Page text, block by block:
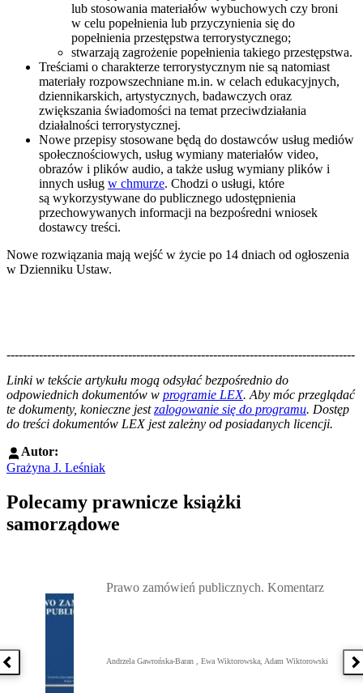
lub stosowania materiałów wybuchowych czy broni
w celu popełnienia lub przyczynienia się do
popełnienia przestępstwa terrorystycznego;
stwarzają zagrożenie popełnienia takiego przestępstwa.
Treściami o charakterze terrorystycznym nie są natomiast
materiały rozpowszechniane m.in. w celach edukacyjnych,
dziennikarskich, artystycznych, badawczych oraz
zwiększania świadomości na temat przeciwdziałania
działalności terrorystycznej.
Nowe przepisy stosowane będą do dostawców usług mediów
społecznościowych, usług wymiany materiałów video,
obrazów i plików audio, a także usług wymiany plików i
innych usług w chmurze. Chodzi o usługi, które
są wykorzystywane do publicznego udostępnienia
przechowywanych informacji na bezpośredni wniosek
dostawcy treści.
Nowe rozwiązania mają wejść w życie po 14 dniach od ogłoszenia
w Dzienniku Ustaw.
--------------------------------------------------------------------------------------
Linki w tekście artykułu mogą odsyłać bezpośrednio do
odpowiednich dokumentów w programie LEX. Aby móc przeglądać
te dokumenty, konieczne jestzalogowanie się do programu. Dostęp
do treści dokumentów LEX jest zależny od posiadanych licencji.
Autor:
Grażyna J. Leśniak
Polecamy prawnicze książki
samorządowe
Poprzednia książka
Prawo zamówień publicznych. Komentarz
Andrzela Gawrońska-Baran , Ewa Wiktorowska, Adam Wiktorowski